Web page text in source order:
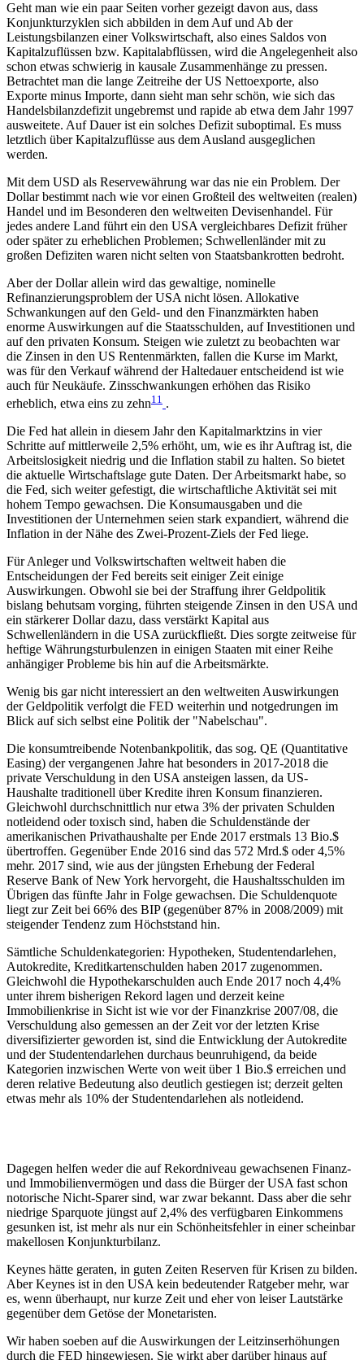
Geht man wie ein paar Seiten vorher gezeigt davon aus, dass
Konjunkturzyklen sich abbilden in dem Auf und Ab der
Leistungsbilanzen einer Volkswirtschaft, also eines Saldos von
Kapitalzuflüssen bzw. Kapitalabflüssen, wird die Angelegenheit also
schon etwas schwierig in kausale Zusammenhänge zu pressen.
Betrachtet man die lange Zeitreihe der US Nettoexporte, also
Exporte minus Importe, dann sieht man sehr schön, wie sich das
Handelsbilanzdefizit ungebremst und rapide ab etwa dem Jahr 1997
ausweitete. Auf Dauer ist ein solches Defizit suboptimal. Es muss
letztlich über Kapitalzuflüsse aus dem Ausland ausgeglichen
werden.
Mit dem USD als Reservewährung war das nie ein Problem. Der
Dollar bestimmt nach wie vor einen Großteil des weltweiten (realen)
Handel und im Besonderen den weltweiten Devisenhandel. Für
jedes andere Land führt ein den USA vergleichbares Defizit früher
oder später zu erheblichen Problemen; Schwellenländer mit zu
großen Defiziten waren nicht selten von Staatsbankrotten bedroht.
Aber der Dollar allein wird das gewaltige, nominelle
Refinanzierungsproblem der USA nicht lösen. Allokative
Schwankungen auf den Geld- und den Finanzmärkten haben
enorme Auswirkungen auf die Staatsschulden, auf Investitionen und
auf den privaten Konsum. Steigen wie zuletzt zu beobachten war
die Zinsen in den US Rentenmärkten, fallen die Kurse im Markt,
was für den Verkauf während der Haltedauer entscheidend ist wie
auch für Neukäufe. Zinsschwankungen erhöhen das Risiko
erheblich, etwa eins zu zehn11 .
Die Fed hat allein in diesem Jahr den Kapitalmarktzins in vier
Schritte auf mittlerweile 2,5% erhöht, um, wie es ihr Auftrag ist, die
Arbeitslosigkeit niedrig und die Inflation stabil zu halten. So bietet
die aktuelle Wirtschaftslage gute Daten. Der Arbeitsmarkt habe, so
die Fed, sich weiter gefestigt, die wirtschaftliche Aktivität sei mit
hohem Tempo gewachsen. Die Konsumausgaben und die
Investitionen der Unternehmen seien stark expandiert, während die
Inflation in der Nähe des Zwei-Prozent-Ziels der Fed liege.
Für Anleger und Volkswirtschaften weltweit haben die
Entscheidungen der Fed bereits seit einiger Zeit einige
Auswirkungen. Obwohl sie bei der Straffung ihrer Geldpolitik
bislang behutsam vorging, führten steigende Zinsen in den USA und
ein stärkerer Dollar dazu, dass verstärkt Kapital aus
Schwellenländern in die USA zurückfließt. Dies sorgte zeitweise für
heftige Währungsturbulenzen in einigen Staaten mit einer Reihe
anhängiger Probleme bis hin auf die Arbeitsmärkte.
Wenig bis gar nicht interessiert an den weltweiten Auswirkungen
der Geldpolitik verfolgt die FED weiterhin und notgedrungen im
Blick auf sich selbst eine Politik der "Nabelschau".
Die konsumtreibende Notenbankpolitik, das sog. QE (Quantitative
Easing) der vergangenen Jahre hat besonders in 2017-2018 die
private Verschuldung in den USA ansteigen lassen, da US-
Haushalte traditionell über Kredite ihren Konsum finanzieren.
Gleichwohl durchschnittlich nur etwa 3% der privaten Schulden
notleidend oder toxisch sind, haben die Schuldenstände der
amerikanischen Privathaushalte per Ende 2017 erstmals 13 Bio.$
übertroffen. Gegenüber Ende 2016 sind das 572 Mrd.$ oder 4,5%
mehr. 2017 sind, wie aus der jüngsten Erhebung der Federal
Reserve Bank of New York hervorgeht, die Haushaltsschulden im
Übrigen das fünfte Jahr in Folge gewachsen. Die Schuldenquote
liegt zur Zeit bei 66% des BIP (gegenüber 87% in 2008/2009) mit
steigender Tendenz zum Höchststand hin.
Sämtliche Schuldenkategorien: Hypotheken, Studentendarlehen,
Autokredite, Kreditkartenschulden haben 2017 zugenommen.
Gleichwohl die Hypothekarschulden auch Ende 2017 noch 4,4%
unter ihrem bisherigen Rekord lagen und derzeit keine
Immobilienkrise in Sicht ist wie vor der Finanzkrise 2007/08, die
Verschuldung also gemessen an der Zeit vor der letzten Krise
diversifizierter geworden ist, sind die Entwicklung der Autokredite
und der Studentendarlehen durchaus beunruhigend, da beide
Kategorien inzwischen Werte von weit über 1 Bio.$ erreichen und
deren relative Bedeutung also deutlich gestiegen ist; derzeit gelten
etwas mehr als 10% der Studentendarlehen als notleidend.
Dagegen helfen weder die auf Rekordniveau gewachsenen Finanz-
und Immobilienvermögen und dass die Bürger der USA fast schon
notorische Nicht-Sparer sind, war zwar bekannt. Dass aber die sehr
niedrige Sparquote jüngst auf 2,4% des verfügbaren Einkommens
gesunken ist, ist mehr als nur ein Schönheitsfehler in einer scheinbar
makellosen Konjunkturbilanz.
Keynes hätte geraten, in guten Zeiten Reserven für Krisen zu bilden.
Aber Keynes ist in den USA kein bedeutender Ratgeber mehr, war
es, wenn überhaupt, nur kurze Zeit und eher von leiser Lautstärke
gegenüber dem Getöse der Monetaristen.
Wir haben soeben auf die Auswirkungen der Leitzinserhöhungen
durch die FED hingewiesen. Sie wirkt aber darüber hinaus auf